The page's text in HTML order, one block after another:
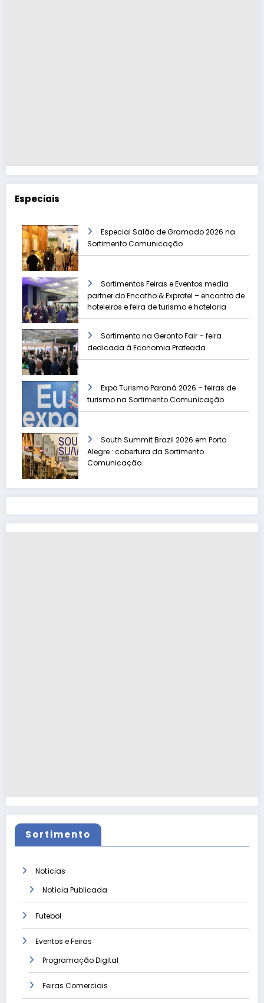
Especiais
Especial Salão de Gramado 2026 na
Sortimento Comunicação
Sortimentos Feiras e Eventos media
partner do Encatho & Exprotel – encontro de
hoteleiros e feira de turismo e hotelaria
Sortimento na Geronto Fair – feira
dedicada à Economia Prateada
Expo Turismo Paraná 2026 – feiras de
turismo na Sortimento Comunicação
South Summit Brazil 2026 em Porto
Alegre : cobertura da Sortimento
Comunicação
Sortimento
Notícias
Notícia Publicada
Futebol
Eventos e Feiras
Programação Digital
Feiras Comerciais